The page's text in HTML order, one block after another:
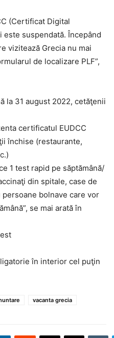
(Certificat Digital
suspendată. Începând
vizitează Grecia nu mai
de localizare PLF”,
la 31 august 2022, cetăţenii
certificatul EUDCC
închise (restaurante,
1 test rapid pe săptămână/
din spitale, case de
bolnave care vor
se mai arată în
în interior cel puţin
vacanta grecia